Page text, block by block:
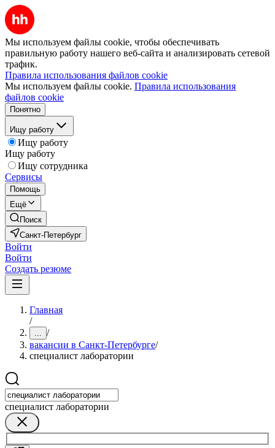
Мы используем файлы cookie, чтобы обеспечивать
правильную работу нашего веб-сайта и анализировать сетевой
трафик.
Правила использования файлов cookie
Мы используем файлы cookie. Правила использования
файлов cookie
Понятно
Ищу работу
Ищу работу
Ищу работу
Ищу сотрудника
Сервисы
Помощь
Ещё
Поиск
Санкт-Петербург
Войти
Войти
Создать резюме
Главная
/
... /
вакансии в Санкт-Петербурге/
специалист лаборатории
специалист лаборатории